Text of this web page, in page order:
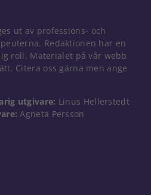
ut av professions- och
Redaktionen har en
roll. Materialet på vår webb
Citera oss gärna men ange
utgivare: Linus Hellerstedt
Agneta Persson